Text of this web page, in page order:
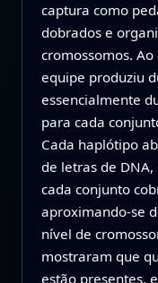
captura como
dobrados e
cromossomos.
equipe produziu
essencialmente
para cada
Cada haplótipo
de letras de
cada conjunto
aproximando-se
nível de
mostraram que
estão presentes,